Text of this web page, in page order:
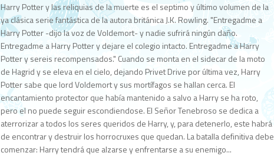
Harry Potter y las reliquias de la muerte es el septimo y último volumen de la
ya clásica serie fantástica de la autora británica J.K. Rowling. "Entregadme a
Harry Potter -dijo la voz de Voldemort- y nadie sufrirá ningún daño.
Entregadme a Harry Potter y dejare el colegio intacto. Entregadme a Harry
Potter y sereis recompensados." Cuando se monta en el sidecar de la moto
de Hagrid y se eleva en el cielo, dejando Privet Drive por última vez, Harry
Potter sabe que lord Voldemort y sus mortífagos se hallan cerca. El
encantamiento protector que había mantenido a salvo a Harry se ha roto,
pero el no puede seguir escondiendose. El Señor Tenebroso se dedica a
aterrorizar a todos los seres queridos de Harry, y, para detenerlo, este habrá
de encontrar y destruir los horrocruxes que quedan. La batalla definitiva debe
comenzar: Harry tendrá que alzarse y enfrentarse a su enemigo...